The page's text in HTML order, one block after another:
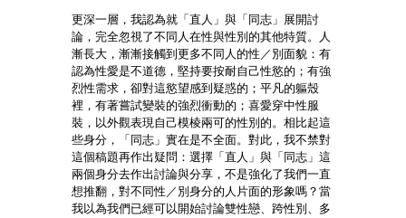
更深一層，我認為就「直人」與「同志」展開討
論，完全忽視了不同人在性與性別的其他特質。人
漸長大，漸漸接觸到更多不同人的性／別面貌：有
認為性愛是不道德，堅持要按耐自己性慾的；有強
烈性需求，卻對這慾望感到疑惑的；平凡的軀殼
裡，有著嘗試變裝的強烈衝動的；喜愛穿中性服
裝，以外觀表現自己模棱兩可的性別的。相比起這
些身分，「同志」實在是不全面。對此，我不禁對
這個稿題再作出疑問：選擇「直人」與「同志」這
兩個身分去作出討論與分享，不是強化了我們一直
想推翻，對不同性／別身分的人片面的形象嗎？當
我以為我們已經可以開始討論雙性戀、跨性別、多